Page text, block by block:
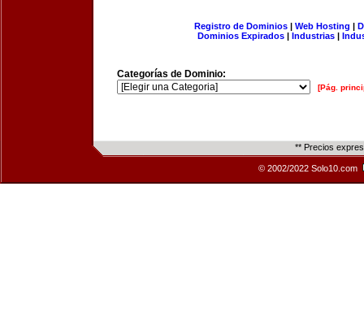
Registro de Dominios| Web Hosting |
Dominios Expirados | Industrias |
Categorías de Dominio:
[Pág.
** Precios
© 2002/2022 Solo10.com